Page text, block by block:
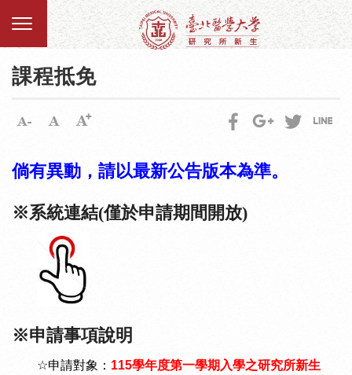
課程抵免
倘有異動，請以最新公告版本為準。
※系統連結(僅於申請期間開放)
※申請事項說明
☆申請對象： 115學年度第一學期入學之研究所新生